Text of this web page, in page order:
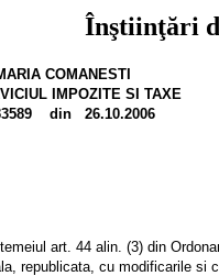
Înştiinţări
COMANESTI
IMPOZITE SI TAXE
din 26.10.2006
temeiul art. 44 alin. (3) din
republicata, cu modificarile si